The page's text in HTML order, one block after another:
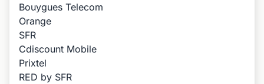
Bouygues Telecom
Orange
SFR
Cdiscount Mobile
Prixtel
RED by SFR